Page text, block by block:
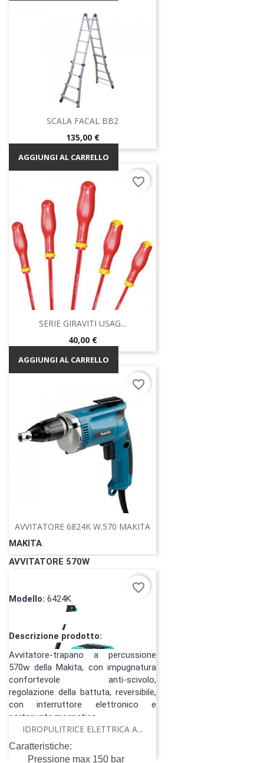
SCALA FACAL BB2
Prezzo
135,00 €
AGGIUNGI AL CARRELLO
SERIE GIRAVITI USAG...
Prezzo
40,00 €
AGGIUNGI AL CARRELLO
favorite_border
AVVITATORE 6824K W.570 MAKITA
MAKITA
AVVITATORE 570W
Modello: 6424K
Descrizione prodotto:
Avvitatore-trapano a percussione
570w della Makita, con impugnatura
confortevole anti-scivolo,
regolazione della battuta, reversibile,
con interruttore elettronico e
portapunta magnetico.
Prezzo
99,00 €
AGGIUNGI AL CARRELLO
favorite_border
IDROPULITRICE ELETTRICA A...
Caratteristiche:
Pressione max 150 bar
favorite_border